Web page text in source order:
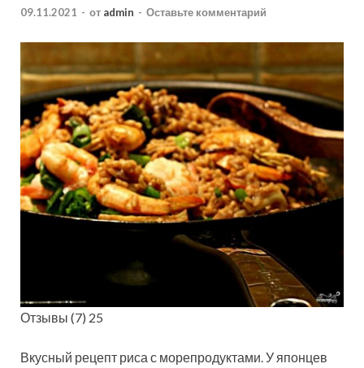
09.11.2021 - от admin - Оставьте комментарий
Отзывы (7) 25
Вкусный рецепт риса с морепродуктами. У японцев